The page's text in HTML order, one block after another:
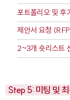
포트폴리오 및 후
제안서 요청
2~3개 숏리스트
Step 5: 미팅 및